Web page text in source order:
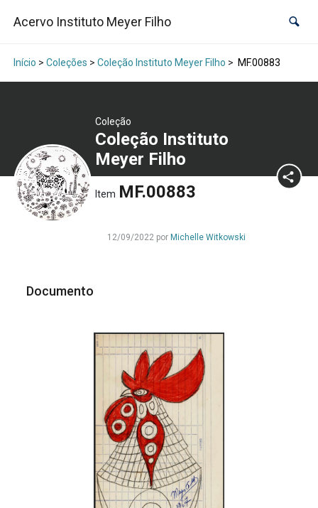
Acervo Instituto Meyer Filho
Início > Coleções > Coleção Instituto Meyer Filho > MF.00883
Coleção
Coleção Instituto
Meyer Filho
Item MF.00883
12/09/2022 por Michelle Witkowski
Documento